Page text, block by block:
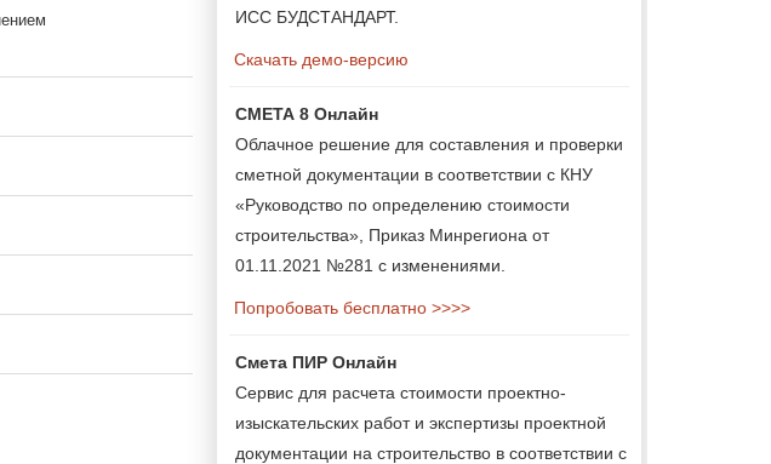
ИСС БУДСТАНДАРТ.
Скачать демо-версию
СМЕТА 8 Онлайн
Облачное решение для составления и проверки
сметной документации в соответствии с КНУ
«Руководство по определению стоимости
строительства», Приказ Минрегиона от
01.11.2021 №281 с изменениями.
Попробовать бесплатно >>>>
Смета ПИР Онлайн
Сервис для расчета стоимости проектно-
изыскательских работ и экспертизы проектной
документации на строительство в соответствии с